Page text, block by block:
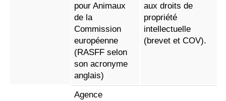
pour Animaux
de la
Commission
européenne
(RASFF selon
son acronyme
anglais)
aux droits de
propriété
intellectuelle
(brevet et COV).
Agence